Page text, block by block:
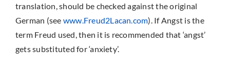
translation, should be checked against the original
German (see www.Freud2Lacan.com). If Angst is the
term Freud used, then it is recommended that ‘angst’
gets substituted for ‘anxiety’.